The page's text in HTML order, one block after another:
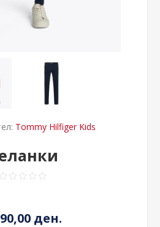
Tommy Hilfiger Kids
ден.